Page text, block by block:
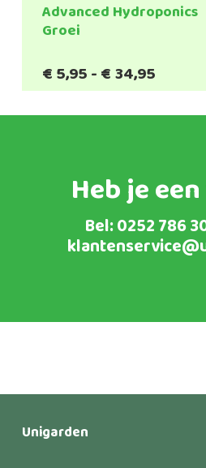
Advanced Hydroponics
Groei
€5,95-€34,95
€5,95
tot
Heb je
Bel:0252 786
Unigarden